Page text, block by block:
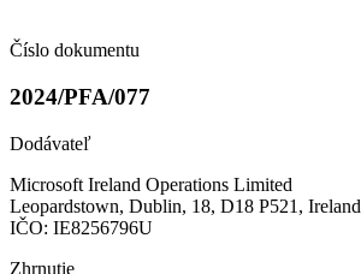
Číslo dokumentu
2024/PFA/077
Dodávateľ
Microsoft Ireland Operations Limited
Leopardstown, Dublin, 18, D18 P521, Ireland
IČO: IE8256796U
Zhrnutie